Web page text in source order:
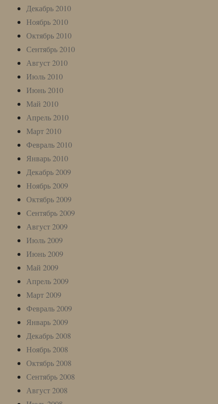
Декабрь 2010
Ноябрь 2010
Октябрь 2010
Сентябрь 2010
Август 2010
Июль 2010
Июнь 2010
Май 2010
Апрель 2010
Март 2010
Февраль 2010
Январь 2010
Декабрь 2009
Ноябрь 2009
Октябрь 2009
Сентябрь 2009
Август 2009
Июль 2009
Июнь 2009
Май 2009
Апрель 2009
Март 2009
Февраль 2009
Январь 2009
Декабрь 2008
Ноябрь 2008
Октябрь 2008
Сентябрь 2008
Август 2008